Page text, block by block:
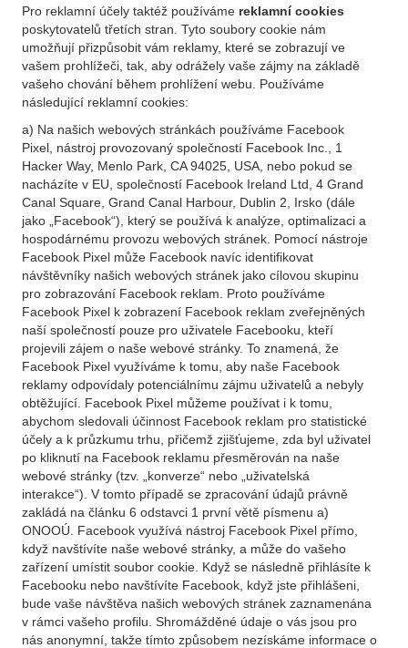
Pro reklamní účely taktéž používáme reklamní cookies
poskytovatelů třetích stran. Tyto soubory cookie nám
umožňují přizpůsobit vám reklamy, které se zobrazují ve
vašem prohlížeči, tak, aby odrážely vaše zájmy na základě
vašeho chování během prohlížení webu. Používáme
následující reklamní cookies:
a) Na našich webových stránkách používáme Facebook
Pixel, nástroj provozovaný společností Facebook Inc., 1
Hacker Way, Menlo Park, CA 94025, USA, nebo pokud se
nacházíte v EU, společností Facebook Ireland Ltd, 4 Grand
Canal Square, Grand Canal Harbour, Dublin 2, Irsko (dále
jako „Facebook“), který se používá k analýze, optimalizaci a
hospodárnému provozu webových stránek. Pomocí nástroje
Facebook Pixel může Facebook navíc identifikovat
návštěvníky našich webových stránek jako cílovou skupinu
pro zobrazování Facebook reklam. Proto používáme
Facebook Pixel k zobrazení Facebook reklam zveřejněných
naší společností pouze pro uživatele Facebooku, kteří
projevili zájem o naše webové stránky. To znamená, že
Facebook Pixel využíváme k tomu, aby naše Facebook
reklamy odpovídaly potenciálnímu zájmu uživatelů a nebyly
obtěžující. Facebook Pixel můžeme používat i k tomu,
abychom sledovali účinnost Facebook reklam pro statistické
účely a k průzkumu trhu, přičemž zjišťujeme, zda byl uživatel
po kliknutí na Facebook reklamu přesměrován na naše
webové stránky (tzv. „konverze“ nebo „uživatelská
interakce“). V tomto případě se zpracování údajů právně
zakládá na článku 6 odstavci 1 první větě písmenu a)
ONOOÚ. Facebook využívá nástroj Facebook Pixel přímo,
když navštívíte naše webové stránky, a může do vašeho
zařízení umístit soubor cookie. Když se následně přihlásíte k
Facebooku nebo navštívíte Facebook, když jste přihlášeni,
bude vaše návštěva našich webových stránek zaznamenána
v rámci vašeho profilu. Shromážděné údaje o vás jsou pro
nás anonymní, takže tímto způsobem nezískáme informace o